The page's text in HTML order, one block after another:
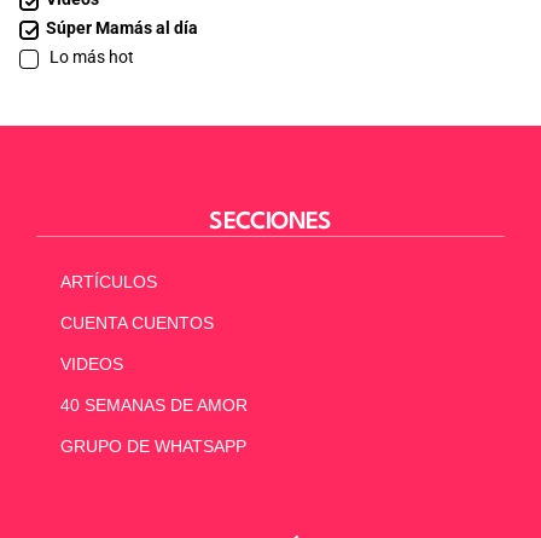
Súper Mamás al día
Lo más hot
SECCIONES
ARTÍCULOS
CUENTA CUENTOS
VIDEOS
40 SEMANAS DE AMOR
GRUPO DE WHATSAPP